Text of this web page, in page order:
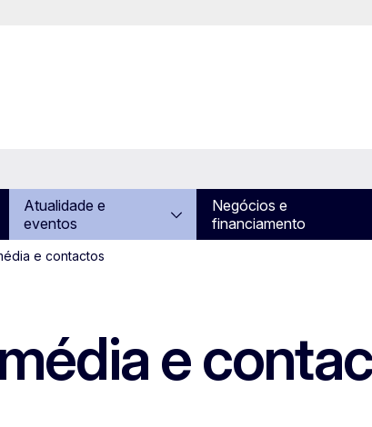
Atualidade e
eventos
Negócios e
financiamento
e contactos
e